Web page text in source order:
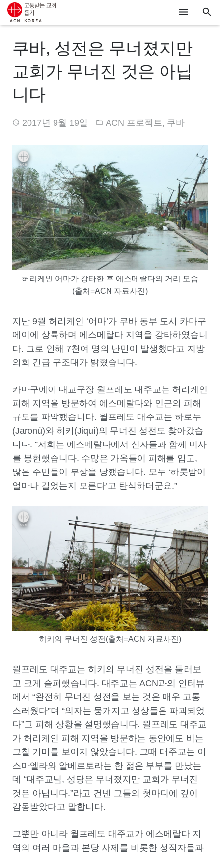
알리기
기도하기
시리아
우크라이나
행동하기
로그인
후원하기
쿠바, 성전은 무너졌지만
교회가 무너진 것은 아닙
니다
2017년 9월 19일 ACN 프로젝트, 쿠바
허리케인 어마가 강타한 후 에스메랄다의 거리 모습
(출처=ACN 자료사진)
지난 9월 허리케인 ‘어마’가 쿠바 동부 도시 카마구
에이에 상륙하며 에스메랄다 지역을 강타하였습니
다. 그로 인해 7천여 명의 난민이 발생했다고 지방
의회 긴급 구조대가 밝혔습니다.
카마구에이 대교구장 윌프레도 대주교는 허리케인
피해 지역을 방문하여 에스메랄다와 인근의 피해
규모를 파악했습니다. 윌프레도 대주교는 하로누
(Jaronú)와 히키(Jiquí)의 무너진 성전도 찾아갔습
니다. “저희는 에스메랄다에서 신자들과 함께 미사
를 봉헌했습니다. 수많은 가옥들이 피해를 입고,
많은 주민들이 부상을 당했습니다. 모두 ‘하룻밤이
얼마나 길었는지 모른다’고 탄식하더군요.”
히키의 무너진 성전(출처=ACN 자료사진)
윌프레도 대주교는 히키의 무너진 성전을 둘러보
고 크게 슬퍼했습니다. 대주교는 ACN과의 인터뷰
에서 “완전히 무너진 성전을 보는 것은 매우 고통
스러웠다”며 “의자는 뭉개지고 성상들은 파괴되었
다”고 피해 상황을 설명했습니다. 윌프레도 대주교
가 허리케인 피해 지역을 방문하는 동안에도 비는
그칠 기미를 보이지 않았습니다. 그때 대주교는 이
스마엘라와 알베르토라는 한 젊은 부부를 만났는
데 “대주교님, 성당은 무너졌지만 교회가 무너진
것은 아닙니다.”라고 건넨 그들의 첫마디에 깊이
감동받았다고 말합니다.
그뿐만 아니라 윌프레도 대주교가 에스메랄다 지
역의 여러 마을과 본당 사제를 비롯한 성직자들과